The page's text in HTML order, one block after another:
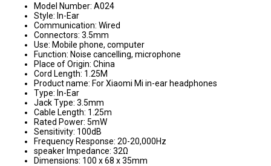
Model Number: A024
Style: In-Ear
Communication: Wired
Connectors: 3.5mm
Use: Mobile phone, computer
Function: Noise cancelling, microphone
Place of Origin: China
Cord Length: 1.25M
Product name: For Xiaomi Mi in-ear headphones
Type: In-Ear
Jack Type: 3.5mm
Cable Length: 1.25m
Rated Power: 5mW
Sensitivity: 100dB
Frequency Response: 20-20,000Hz
speaker Impedance: 32Ω
Dimensions: 100 x 68 x 35mm